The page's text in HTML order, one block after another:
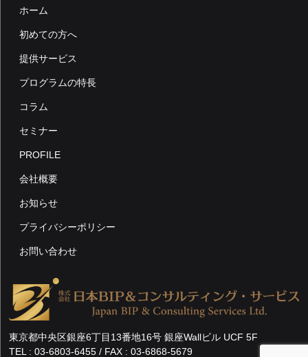
ホーム
初めての方へ
提供サービス
プログラムの特長
コラム
セミナー
PROFILE
会社概要
お知らせ
プライバシーポリシー
お問い合わせ
東京都中央区銀座6丁目13番地16号 銀座Wallビル UCF 5F
TEL :03-6803-6455 / FAX : 03-6868-5679